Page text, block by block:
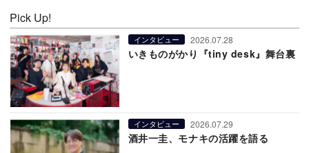
Pick Up!
インタビュー 2026.07.28
いきものがかり『tiny desk』舞台裏
インタビュー 2026.07.29
酒井一圭、モナキの活躍を語る